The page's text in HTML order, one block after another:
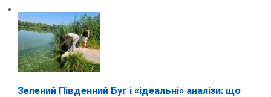
Зелений Південний Буг і «ідеальні» аналізи: що